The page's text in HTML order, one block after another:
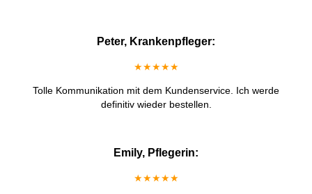
Peter, Krankenpfleger:
★★★★★
Tolle Kommunikation mit dem Kundenservice. Ich werde
definitiv wieder bestellen.
Emily, Pflegerin:
★★★★★